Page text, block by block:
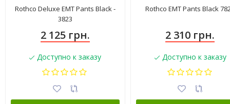
Rothco Deluxe EMT Pants Black -
3823
2 125 грн.
Доступно к заказу
Rothco EMT Pants Black
2 310 грн.
Доступно к заказу